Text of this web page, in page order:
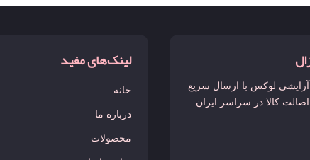
لوکس با ارسال سریع
کالا در سراسر ایران.
لینک‌های مفید
خانه
درباره ما
محصولات